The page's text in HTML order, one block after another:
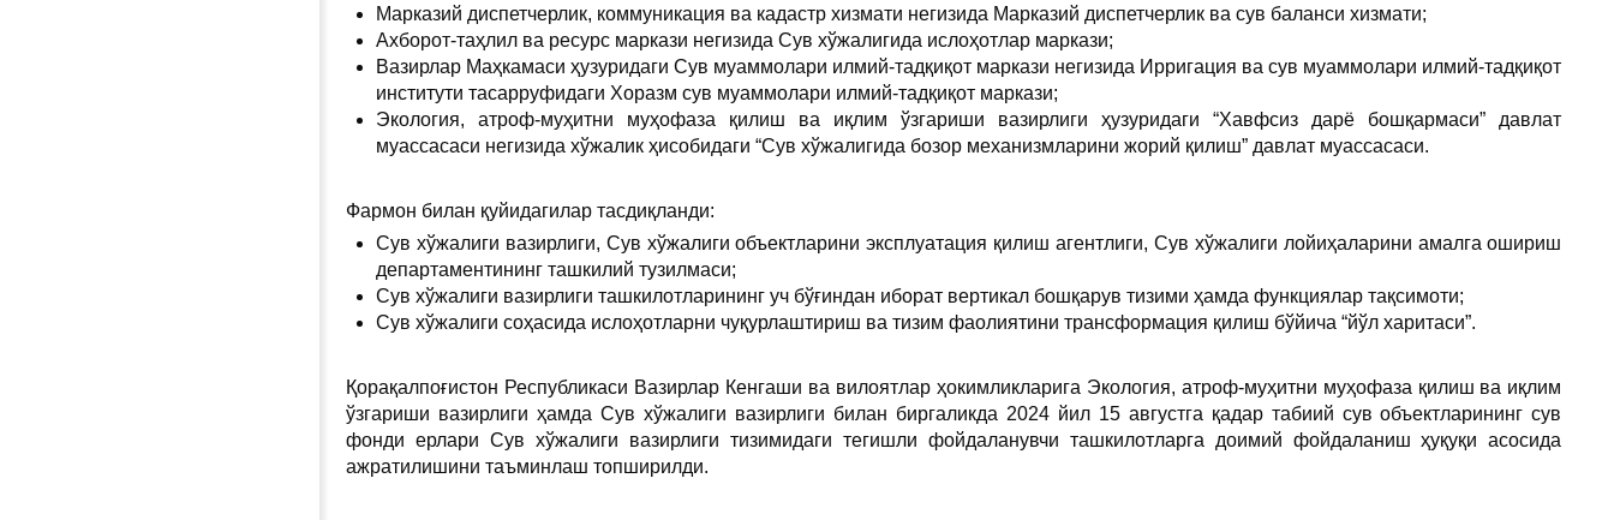
Марказий диспетчерлик, коммуникация ва кадастр хизмати негизида Марказий диспетчерлик ва сув баланси хизмати;
Ахборот-таҳлил ва ресурс маркази негизида Сув хўжалигида ислоҳотлар маркази;
Вазирлар Маҳкамаси ҳузуридаги Сув муаммолари илмий-тадқиқот маркази негизида Ирригация ва сув муаммолари илмий-тадқиқот
институти тасарруфидаги Хоразм сув муаммолари илмий-тадқиқот маркази;
Экология, атроф-муҳитни муҳофаза қилиш ва иқлим ўзгариши вазирлиги ҳузуридаги “Хавфсиз дарё бошқармаси” давлат
муассасаси негизида хўжалик ҳисобидаги “Сув хўжалигида бозор механизмларини жорий қилиш” давлат муассасаси.
Фармон билан қуйидагилар тасдиқланди:
Сув хўжалиги вазирлиги, Сув хўжалиги объектларини эксплуатация қилиш агентлиги, Сув хўжалиги лойиҳаларини амалга ошириш
департаментининг ташкилий тузилмаси;
Сув хўжалиги вазирлиги ташкилотларининг уч бўғиндан иборат вертикал бошқарув тизими ҳамда функциялар тақсимоти;
Сув хўжалиги соҳасида ислоҳотларни чуқурлаштириш ва тизим фаолиятини трансформация қилиш бўйича “йўл харитаси”.
Қорақалпоғистон Республикаси Вазирлар Кенгаши ва вилоятлар ҳокимликларига Экология, атроф-муҳитни муҳофаза қилиш ва иқлим
ўзгариши вазирлиги ҳамда Сув хўжалиги вазирлиги билан биргаликда 2024 йил 15 августга қадар табиий сув объектларининг сув
фонди ерлари Сув хўжалиги вазирлиги тизимидаги тегишли фойдаланувчи ташкилотларга доимий фойдаланиш ҳуқуқи асосида
ажратилишини таъминлаш топширилди.